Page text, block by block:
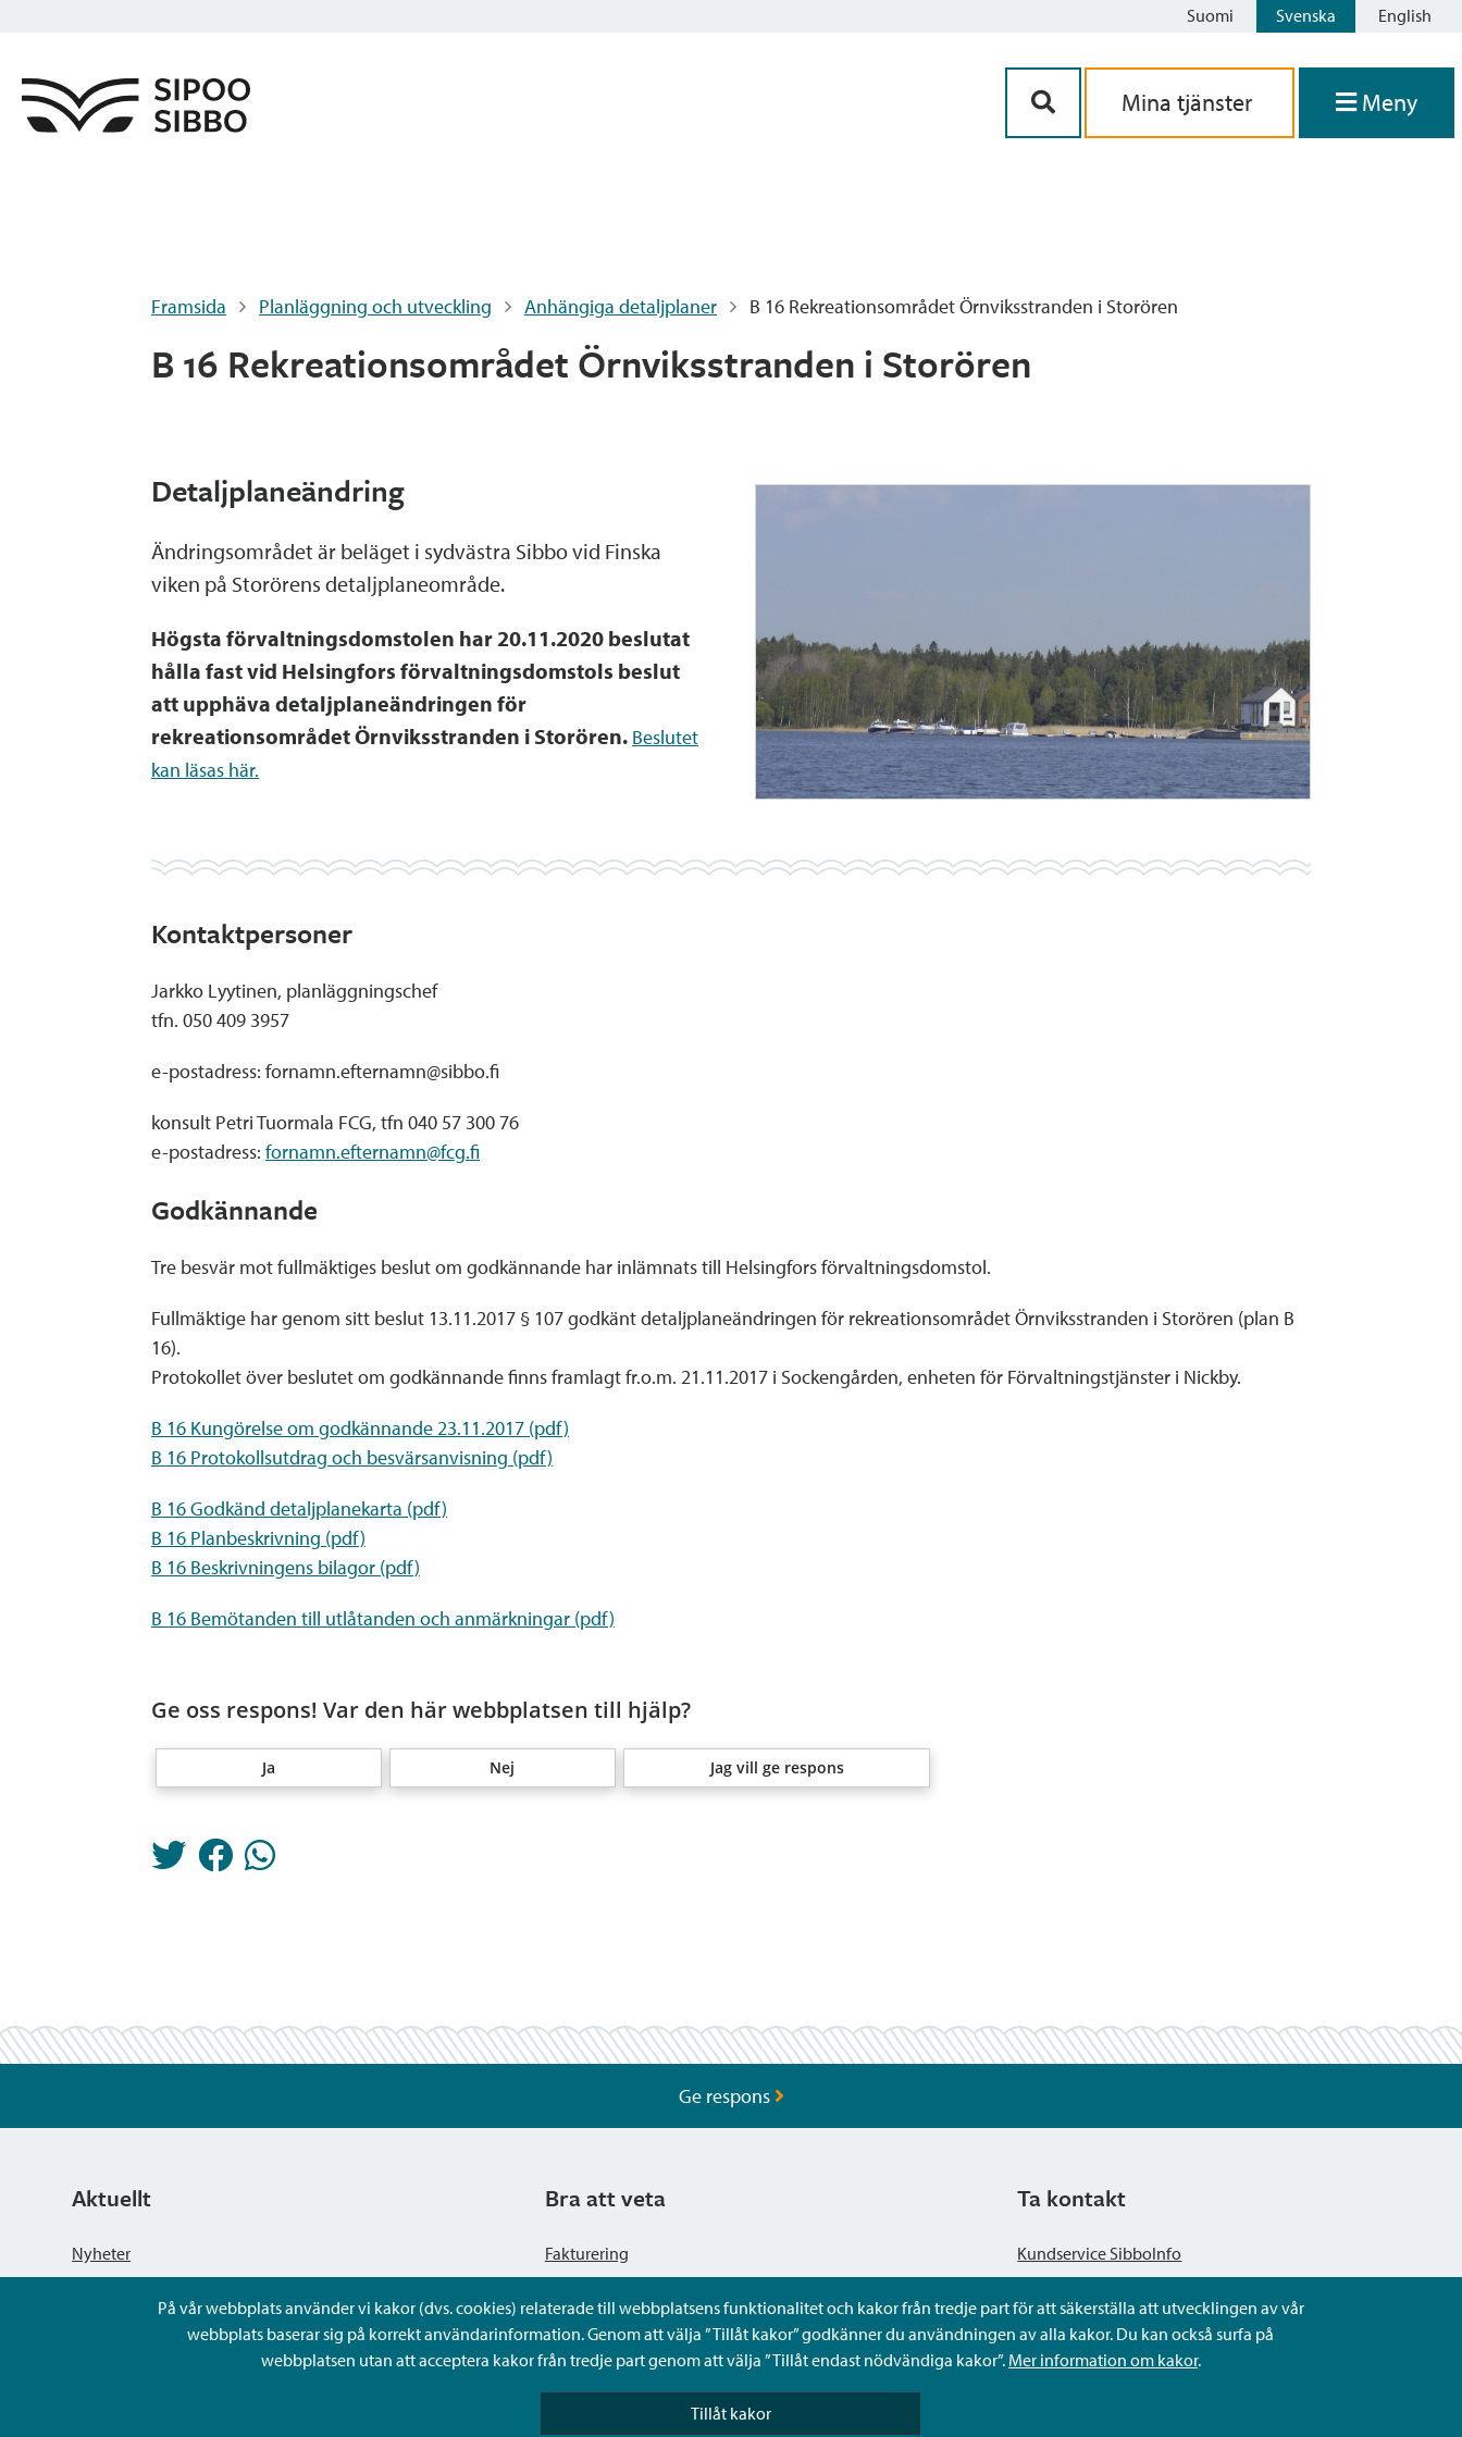
Suomi Svenska English
Mina tjänster Meny
Framsida Planläggning och utveckling Anhängiga detaljplaner B 16 Rekreationsområdet Örnviksstranden i Storören
B 16 Rekreationsområdet Örnviksstranden i Storören
Detaljplaneändring
Ändringsområdet är beläget i sydvästra Sibbo vid Finska
viken på Storörens detaljplaneområde.
Högsta förvaltningsdomstolen har 20.11.2020 beslutat
hålla fast vid Helsingfors förvaltningsdomstols beslut
att upphäva detaljplaneändringen för
rekreationsområdet Örnviksstranden i Storören. Beslutet
kan läsas här.
Kontaktpersoner
Jarkko Lyytinen, planläggningschef
tfn. 050 409 3957
e-postadress: fornamn.efternamn@sibbo.fi
konsult Petri Tuormala FCG, tfn 040 57 300 76
e-postadress: fornamn.efternamn@fcg.fi
Godkännande
Tre besvär mot fullmäktiges beslut om godkännande har inlämnats till Helsingfors förvaltningsdomstol.
Fullmäktige har genom sitt beslut 13.11.2017 § 107 godkänt detaljplaneändringen för rekreationsområdet Örnviksstranden i Storören (plan B
16).
Protokollet över beslutet om godkännande finns framlagt fr.o.m. 21.11.2017 i Sockengården, enheten för Förvaltningstjänster i Nickby.
B 16 Kungörelse om godkännande 23.11.2017 (pdf)
B 16 Protokollsutdrag och besvärsanvisning (pdf)
B 16 Godkänd detaljplanekarta (pdf)
B 16 Planbeskrivning (pdf)
B 16 Beskrivningens bilagor (pdf)
B 16 Bemötanden till utlåtanden och anmärkningar (pdf)
Ge oss respons! Var den här webbplatsen till hjälp?
Ja Nej Jag vill ge respons
På vår webbplats använder vi kakor (dvs. cookies) relaterade till webbplatsens funktionalitet och kakor från tredje part för att säkerställa att utvecklingen av vår
webbplats baserar sig på korrekt användarinformation. Genom att välja ”Tillåt kakor” godkänner du användningen av alla kakor. Du kan också surfa på
webbplatsen utan att acceptera kakor från tredje part genom att välja ”Tillåt endast nödvändiga kakor”. Mer information om kakor.
Tillåt kakor
Ge respons
Aktuellt
Nyheter
Kungörelser
Bra att veta
Fakturering
Dataskyddsbeskrivning
Tillgänglighetsutlåtande
Ta kontakt
Kundservice SibboInfo
Ge anonym respons
Ställ en fråga eller sköta ditt ärende